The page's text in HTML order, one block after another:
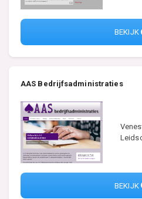
BEKIJK
AAS Bedrijfsadministraties
BEKIJK